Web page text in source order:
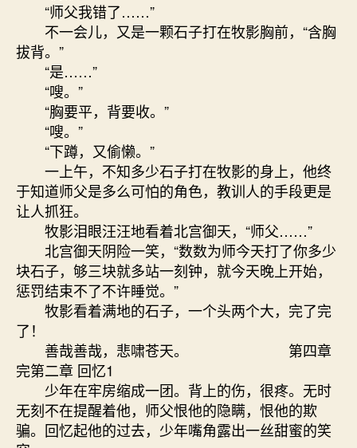
“师父我错了……”
不一会儿，又是一颗石子打在牧影胸前，“含胸
拔背。”
“是……”
“嗖。”
“胸要平，背要收。”
“嗖。”
“下蹲，又偷懒。”
一上午，不知多少石子打在牧影的身上，他终
于知道师父是多么可怕的角色，教训人的手段更是
让人抓狂。
牧影泪眼汪汪地看着北宫御天，“师父……”
北宫御天阴险一笑，“数数为师今天打了你多少
块石子，够三块就多站一刻钟，就今天晚上开始，
惩罚结束不了不许睡觉。”
牧影看着满地的石子，一个头两个大，完了完
了！
善哉善哉，悲啸苍天。 第四章
完第二章 回忆1
少年在牢房缩成一团。背上的伤，很疼。无时
无刻不在提醒着他，师父恨他的隐瞒，恨他的欺
骗。回忆起他的过去，少年嘴角露出一丝甜蜜的笑